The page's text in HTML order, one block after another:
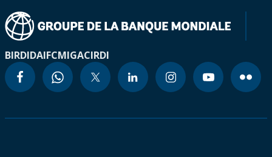
BIRDIDAIFCMIGACIRDI